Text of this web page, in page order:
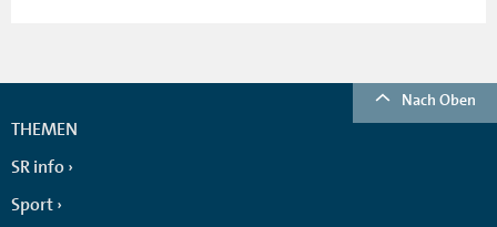
Nach Oben
THEMEN
SR info
Sport